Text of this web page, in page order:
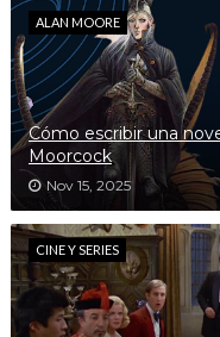
ALAN MOORE
Cómo escribir una
Moorcock
Nov 15, 2025
CINE Y SERIES